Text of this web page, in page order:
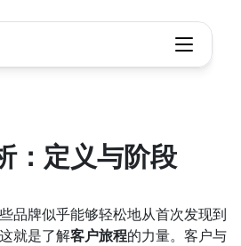
：定义与阶段
品牌似乎能够轻松地从首次发现到
就是了解客户旅程的力量。客户与